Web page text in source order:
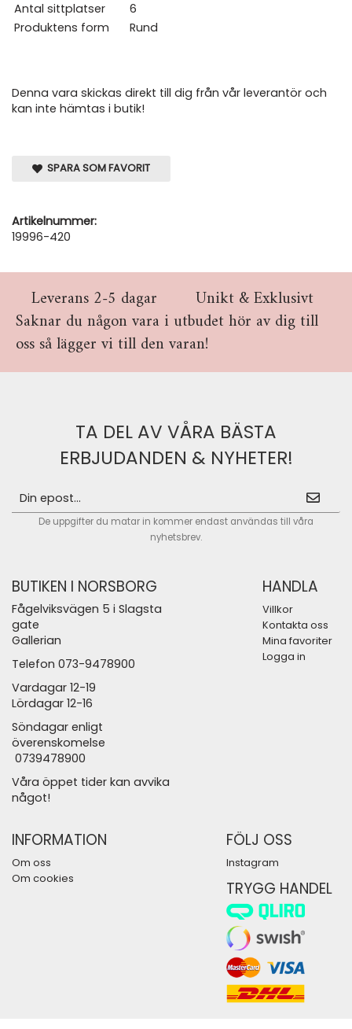
Antal sittplatser
6
Produktens form
Rund
Denna vara skickas direkt till dig från vår leverantör och
kan inte hämtas i butik!
SPARA SOM FAVORIT
Artikelnummer:
19996-420
Leverans 2-5 dagar
Unikt & Exklusivt
Saknar du någon vara i utbudet hör av dig till
oss så lägger vi till den varan!
TA DEL AV VÅRA BÄSTA
ERBJUDANDEN & NYHETER!
De uppgifter du matar in kommer endast användas till våra
nyhetsbrev.
BUTIKEN I NORSBORG
Fågelviksvägen 5 i Slagsta
gate
Gallerian
Telefon 073-9478900
Vardagar 12-19
Lördagar 12-16
Söndagar enligt
överenskomelse
0739478900
Våra öppet tider kan avvika
något!
HANDLA
Villkor
Kontakta oss
Mina favoriter
Logga in
INFORMATION
Om oss
Om cookies
FÖLJ OSS
Instagram
TRYGG HANDEL